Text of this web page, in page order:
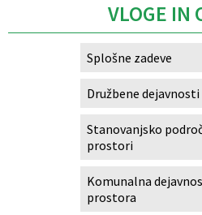
VLOGE IN
Splošne zadeve
Družbene dejavnosti
Stanovanjsko
prostori
Komunalna
prostora